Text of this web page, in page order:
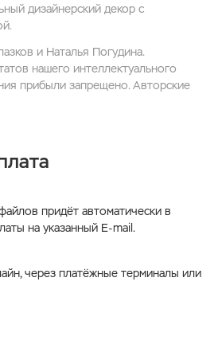
дизайнерский декор с
и Наталья Погудина.
нашего интеллектуального
прибыли запрещено. Авторские
придёт автоматически в
на указанный E-mail.
через платёжные терминалы или